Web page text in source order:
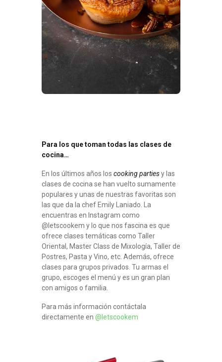
Para los que toman todas las clases de
cocina…
En los últimos años los cooking partiesy las
clases de cocina se han vuelto sumamente
populares y unas de nuestras favoritas son
las que da la chef Emily Laniado. La
encuentras en Instagram como
@letscookem y lo que nos fascina es que
ofrece clases temáticas como Taller
Oriental, Master Class de Mixología, Taller de
Postres, Pasta y Vino, etc. Además, ofrece
clases para grupos privados. Tu armas el
grupo, escoges el menú y es un gran plan
con amigos o familia.
Para más información contáctala
directamente en @letscookem